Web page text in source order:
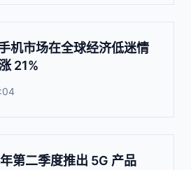
机市场在全球经济低迷情
21%
第二季度推出 5G 产品